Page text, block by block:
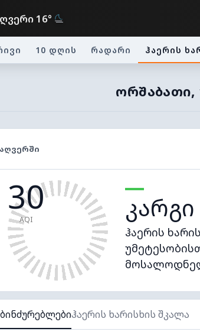
16°
10 დღის რადარი ჰაერის
ᲝᲠᲨᲐᲑᲐᲗᲘ,
30
AQI კარგი
ჰაერის
ჰაერის ხარისხის შკალა